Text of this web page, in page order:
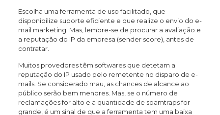
Escolha uma ferramenta de uso facilitado, que
disponibilize suporte eficiente e que realize o envio do e-
mail marketing. Mas, lembre-se de procurar a avaliação e
a reputação do IP da empresa (sender score), antes de
contratar.
Muitos provedores têm softwares que detetam a
reputação do IP usado pelo remetente no disparo de e-
mails. Se considerado mau, as chances de alcance ao
público serão bem menores. Mas, se o número de
reclamações for alto e a quantidade de spamtraps for
grande, é um sinal de que a ferramenta tem uma baixa